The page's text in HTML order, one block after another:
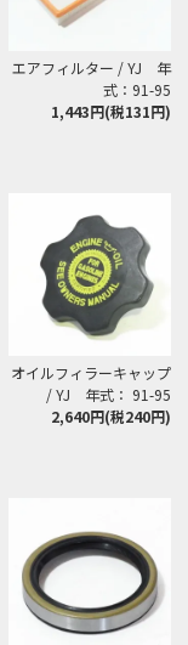
エアフィルター / YJ 年
式：91-95
1,443円(税131円)
オイルフィラーキャップ
/ YJ 年式： 91-95
2,640円(税240円)